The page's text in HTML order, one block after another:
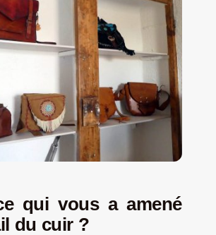
qui vous a amené
du cuir ?